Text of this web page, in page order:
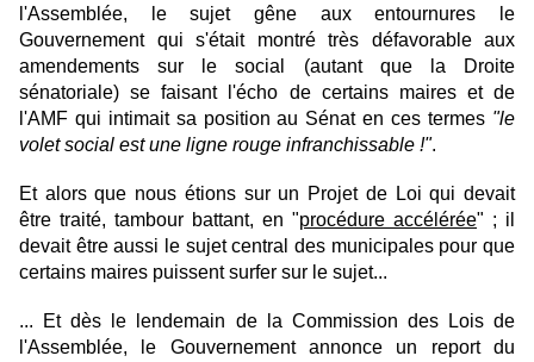
l'Assemblée, le sujet gêne aux entournures le
Gouvernement qui s'était montré très défavorable aux
amendements sur le social (autant que la Droite
sénatoriale) se faisant l'écho de certains maires et de
l'AMF qui intimait sa position au Sénat en ces termes "le
volet social est une ligne rouge infranchissable !".
Et alors que nous étions sur un Projet de Loi qui devait
être traité, tambour battant, en "procédure accélérée" ; il
devait être aussi le sujet central des municipales pour que
certains maires puissent surfer sur le sujet...
... Et dès le lendemain de la Commission des Lois de
l'Assemblée, le Gouvernement annonce un report du